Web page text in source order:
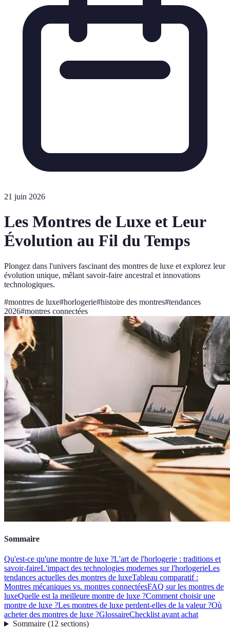
21 juin 2026
Les Montres de Luxe et Leur
Évolution au Fil du Temps
Plongez dans l'univers fascinant des montres de luxe et explorez leur
évolution unique, mêlant savoir-faire ancestral et innovations
technologiques.
#montres de luxe#horlogerie#histoire des montres#tendances
2026#montres connectées
Sommaire
Qu'est-ce qu'une montre de luxe ?L'art de l'horlogerie : traditions et
savoir-faireL'impact des technologies modernes sur l'horlogerieLes
tendances actuelles des montres de luxeTableau comparatif :
Montres mécaniques vs. montres connectéesFAQ sur les montres de
luxeQuelle est la meilleure montre de luxe ?Comment choisir une
montre de luxe ?Les montres de luxe perdent-elles de la valeur ?Où
acheter des montres de luxe ?GlossaireChecklist avant achat
Sommaire(12 sections)